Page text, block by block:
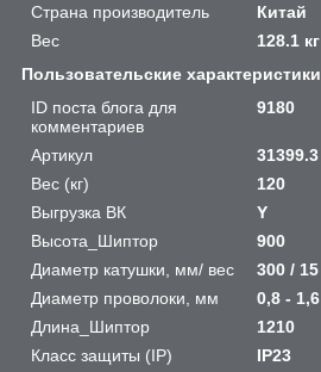
Страна производитель
Китай
Вес
128.1 кг
Пользовательские характеристики
ID поста блога для
комментариев
9180
Артикул
31399.3
Вес (кг)
120
Выгрузка ВК
Y
Высота_Шиптор
900
Диаметр катушки, мм/ вес
300 / 15
Диаметр проволоки, мм
0,8 - 1,6
Длина_Шиптор
1210
Класс защиты (IP)
IP23